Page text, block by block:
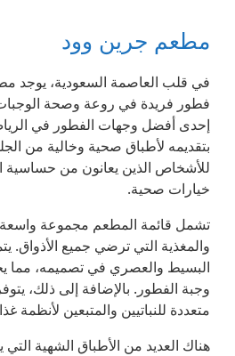
مطعم جرين وود
في قلب العاصمة السعودية، يوجد
فطور فريدة في روعة وصحة
إحدى أفضل وجهات الفطور في
بتقديمه لأطباق صحية وخالية من
للأشخاص الذين يعانون من حساسية
خيارات صحية.
تشمل قائمة المطعم مجموعة واسعة
والمغذية التي ترضي جميع الأذواق.
البسيط والعصري في تصميمه، مما
وجبة الفطور. بالإضافة إلى ذلك،
متعددة للنباتيين والمتبعين لأنظمة
هناك العديد من الأطباق الشهية